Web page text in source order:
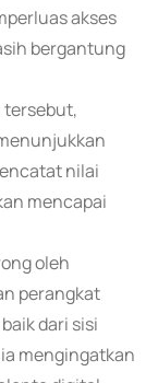
akses
bergantung
tersebut,
nilai
mencapai
oleh
perangkat
dari sisi
mengingatkan